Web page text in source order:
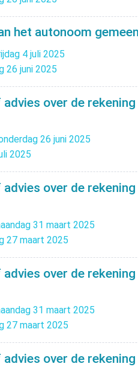
het autonoom
4 juli 2025
26 juni 2025
over de
26 juni 2025
2025
over de
31 maart 2025
27 maart 2025
over de
31 maart 2025
27 maart 2025
over de